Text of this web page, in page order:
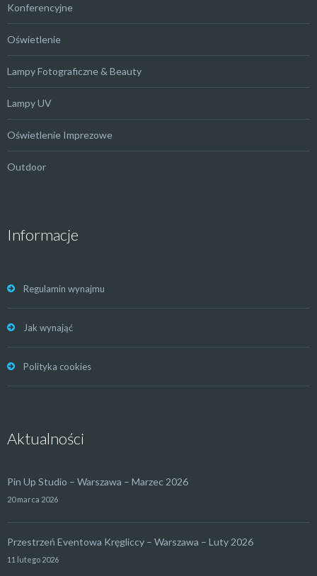
Konferencyjne
Oświetlenie
Lampy Fotograficzne & Beauty
Lampy UV
Oświetlenie Imprezowe
Outdoor
Informacje
Regulamin wynajmu
Jak wynająć
Polityka cookies
Aktualności
Pin Up Studio – Warszawa – Marzec 2026
20 marca 2026
Przestrzeń Eventowa Kręgliccy – Warszawa – Luty 2026
11 lutego 2026